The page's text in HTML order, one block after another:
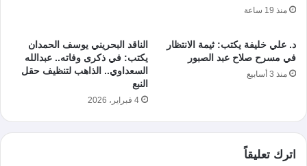
منذ 19 ساعة
د. علي خليفة يكتب: ثيمة الانتظار
في مسرح صلاح عبد الصبور
منذ 3 أسابيع
الناقد البحريني يوسف الحمدان
يكتب: في ذكرى وفاته.. عبدالله
السعداوي.. الذاهب لتنظيف حقل
النبع
4 فبراير، 2026
اترك تعليقاً